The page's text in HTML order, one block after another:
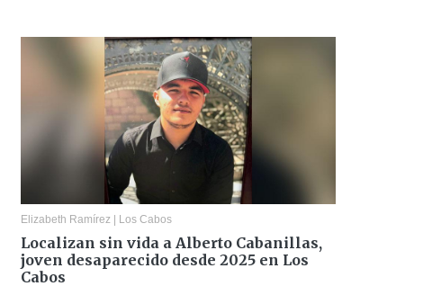
Elizabeth Ramírez | Los Cabos
Localizan sin vida a Alberto Cabanillas,
joven desaparecido desde 2025 en Los
Cabos